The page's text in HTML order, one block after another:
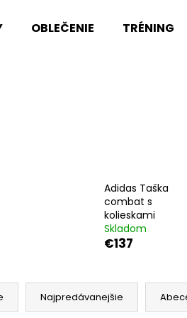
OBLEČENIE TRÉNING
Adidas Taška
combat s
kolieskami
Skladom
€137
Najpredávanejšie